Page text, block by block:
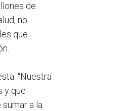
de
no
que
“Nuestra
y que
a la